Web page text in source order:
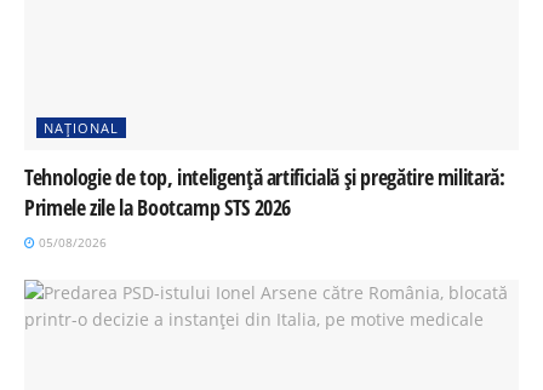
NAȚIONAL
Tehnologie de top, inteligență artificială și pregătire militară:
Primele zile la Bootcamp STS 2026
05/08/2026